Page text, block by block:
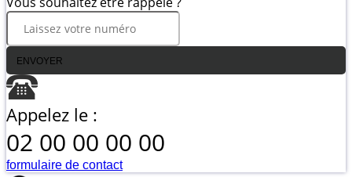
ENVOYER
Appelez le :
02 00 00 00 00
formulaire de contact